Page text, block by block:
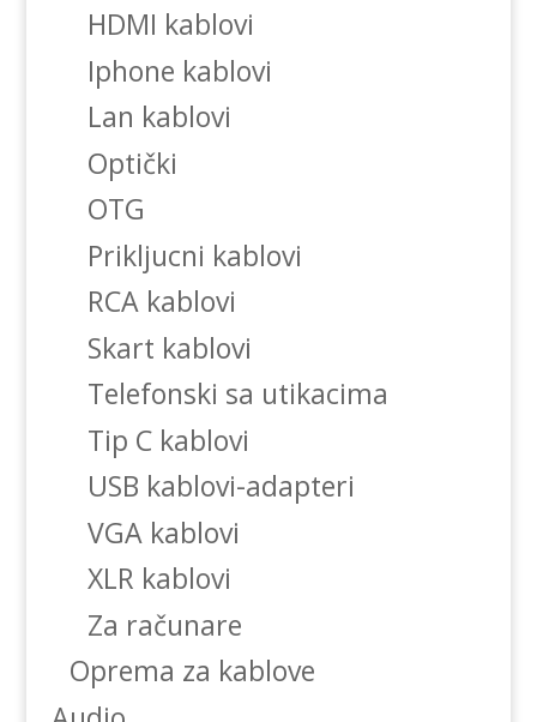
HDMI kablovi
Iphone kablovi
Lan kablovi
Optički
OTG
Prikljucni kablovi
RCA kablovi
Skart kablovi
Telefonski sa utikacima
Tip C kablovi
USB kablovi-adapteri
VGA kablovi
XLR kablovi
Za računare
Oprema za kablove